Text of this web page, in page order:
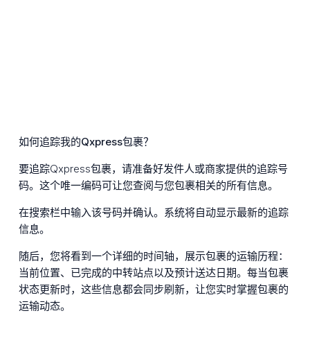
如何追踪我的Qxpress包裹？
要追踪Qxpress包裹，请准备好发件人或商家提供的追踪号
码。这个唯一编码可让您查阅与您包裹相关的所有信息。
在搜索栏中输入该号码并确认。系统将自动显示最新的追踪
信息。
随后，您将看到一个详细的时间轴，展示包裹的运输历程：
当前位置、已完成的中转站点以及预计送达日期。每当包裹
状态更新时，这些信息都会同步刷新，让您实时掌握包裹的
运输动态。